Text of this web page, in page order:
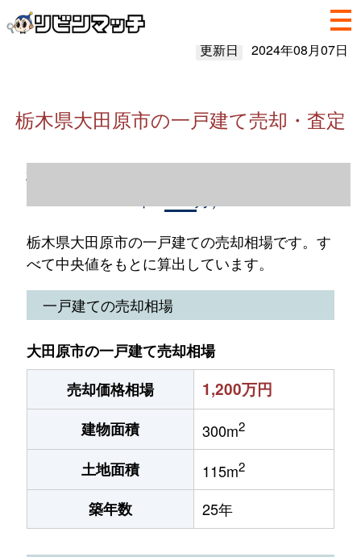
更新日 2024年08月07日
栃木県大田原市の一戸建て売却・査定
栃木県大田原市の一戸建て売却情報（2023
栃木県大田原市の一戸建ての売却相場です。す
べて中央値をもとに算出しています。
一戸建ての売却相場
大田原市の一戸建て売却相場
売却価格相場
1,200万円
建物面積 300m2
土地面積 115m2
築年数 25年